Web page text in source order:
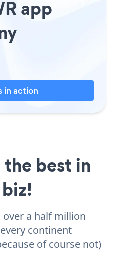
app
in action
best in
over a half million
continent
of course not)